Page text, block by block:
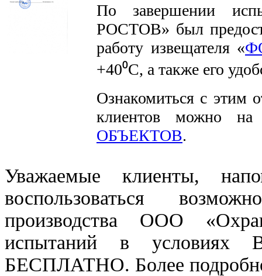
По завершении
РОСТОВ» был
работу извещателя «
+40⁰С, а также его
Ознакомиться с этим
клиентов можно
ОБЪЕКТОВ.
Уважаемые клиенты,
воспользоваться
производства ООО
испытаний в условиях
БЕСПЛАТНО. Более